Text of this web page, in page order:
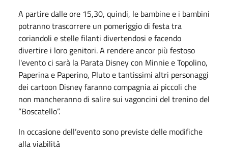
A partire dalle ore 15,30, quindi, le bambine e i bambini
potranno trascorrere un pomeriggio di festa tra
coriandoli e stelle filanti divertendosi e facendo
divertire i loro genitori. A rendere ancor più festoso
l'evento ci sarà la Parata Disney con Minnie e Topolino,
Paperina e Paperino, Pluto e tantissimi altri personaggi
dei cartoon Disney faranno compagnia ai piccoli che
non mancheranno di salire sui vagoncini del trenino del
“Boscatello”.
In occasione dell’evento sono previste delle modifiche
alla viabilità